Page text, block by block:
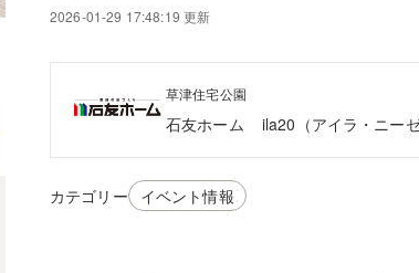
2026-01-29 17:48:19 更新
草津住宅公園
石友ホーム ila20（アイラ・ニーゼ
カテゴリー イベント情報